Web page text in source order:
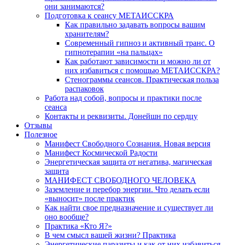
они занимаются?
Подготовка к сеансу МЕТАИССКРА
Как правильно задавать вопросы вашим
хранителям?
Современный гипноз и активный транс. О
гипнотерапии «на пальцах»
Как работают зависимости и можно ли от
них избавиться с помощью МЕТАИССКРА?
Стенограммы сеансов. Практическая польза
распаковок
Работа над собой, вопросы и практики после
сеанса
Контакты и реквизиты. Донейшн по сердцу
Отзывы
Полезное
Манифест Свободного Сознания. Новая версия
Манифест Космической Радости
Энергетическая защита от негатива, магическая
защита
МАНИФЕСТ СВОБОДНОГО ЧЕЛОВЕКА
Заземление и перебор энергии. Что делать если
«выносит» после практик
Как найти свое предназначение и существует ли
оно вообще?
Практика «Кто Я?»
В чем смысл вашей жизни? Практика